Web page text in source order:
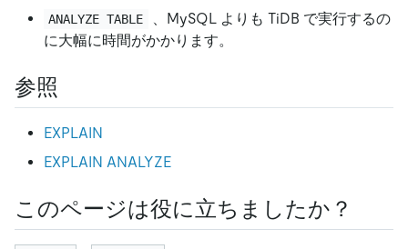
ANALYZE TABLE
、MySQL よりも TiDB で実行するの
に大幅に時間がかかります。
参照
EXPLAIN
EXPLAIN ANALYZE
このページは役に立ちましたか？